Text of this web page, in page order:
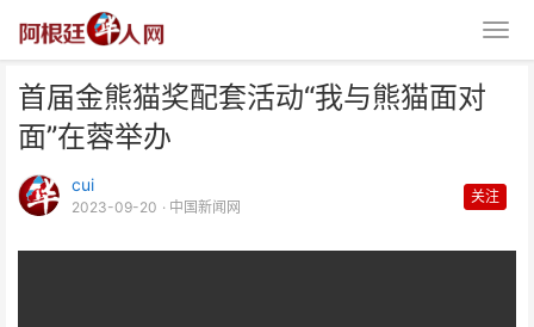
首届金熊猫奖配套活动“我与熊猫面对
面”在蓉举办
cui
2023-09-20 · 中国新闻网
关注